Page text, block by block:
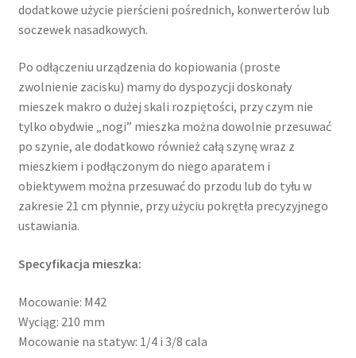
dodatkowe użycie pierścieni pośrednich, konwerterów lub
soczewek nasadkowych.
Po odłączeniu urządzenia do kopiowania (proste
zwolnienie zacisku) mamy do dyspozycji doskonały
mieszek makro o dużej skali rozpiętości, przy czym nie
tylko obydwie „nogi” mieszka można dowolnie przesuwać
po szynie, ale dodatkowo również całą szynę wraz z
mieszkiem i podłączonym do niego aparatem i
obiektywem można przesuwać do przodu lub do tyłu w
zakresie 21 cm płynnie, przy użyciu pokrętła precyzyjnego
ustawiania.
Specyfikacja mieszka:
Mocowanie: M42
Wyciąg: 210 mm
Mocowanie na statyw: 1/4 i 3/8 cala